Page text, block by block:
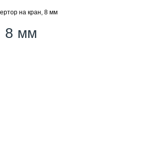
на кран, 8 мм
8 мм